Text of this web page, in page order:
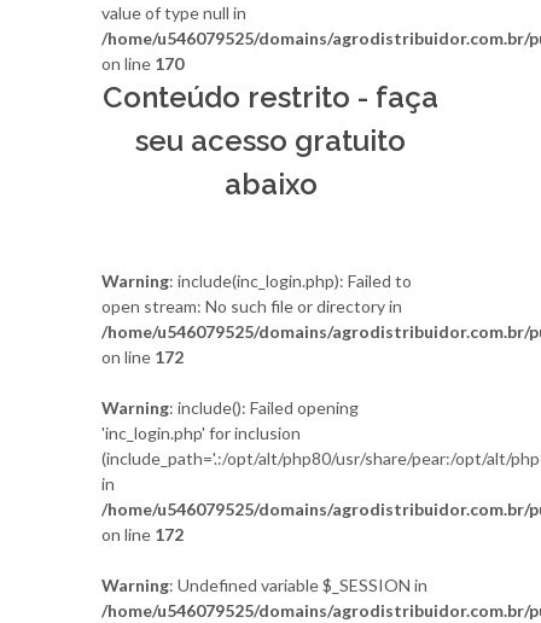
value of type null in
/home/u546079525/domains/agrodistribuidor.com.br/
on line 170
Conteúdo restrito - faça
seu acesso gratuito
abaixo
Warning: include(inc_login.php): Failed to
open stream: No such file or directory in
/home/u546079525/domains/agrodistribuidor.com.br/
on line 172
Warning: include(): Failed opening
'inc_login.php' for inclusion
(include_path='.:/opt/alt/php80/usr/share/pear:/opt/alt/
in
/home/u546079525/domains/agrodistribuidor.com.br/
on line 172
Warning: Undefined variable $_SESSION in
/home/u546079525/domains/agrodistribuidor.com.br/